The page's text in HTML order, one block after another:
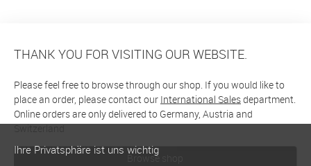
THANK YOU FOR VISITING OUR WEBSITE.
Please feel free to browse through our shop. If you would like to
place an order, please contact our International Salesdepartment.
Online orders are only delivered to Germany, Austria and
Switzerland
Browse shop
Ihre Privatsphäre ist uns wichtig